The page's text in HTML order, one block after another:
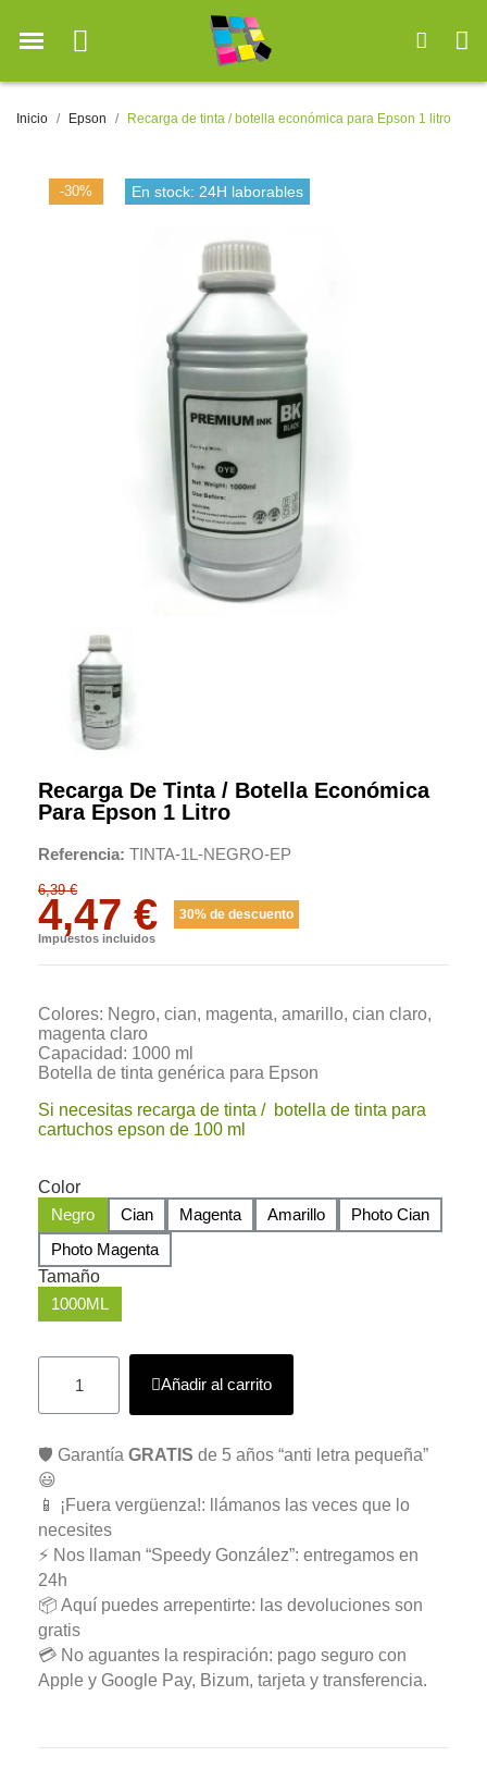
Inicio Epson Recarga de tinta / botella económica para Epson 1 litro
-30% En stock: 24H laborables
Recarga De Tinta / Botella Económica
Para Epson 1 Litro
Referencia TINTA-1L-NEGRO-EP
6,39 €
4,47 € 30% de descuento
Impuestos incluidos
Colores: Negro, cian, magenta, amarillo, cian claro,
magenta claro
Capacidad: 1000 ml
Botella de tinta genérica para Epson
Si necesitas recarga de tinta / botella de tinta para
cartuchos epson de 100 ml
Color
Negro
Cian Magenta Amarillo
Photo Cian
Photo Magenta
Tamaño
1000ML
Añadir al carrito
🛡️ Garantía GRATIS de 5 años “anti letra pequeña”
😃
📱 ¡Fuera vergüenza!: llámanos las veces que lo
necesites
⚡ Nos llaman “Speedy González”: entregamos en
24h
📦 Aquí puedes arrepentirte: las devoluciones son
gratis
💳 No aguantes la respiración: pago seguro con
Apple y Google Pay, Bizum, tarjeta y transferencia.